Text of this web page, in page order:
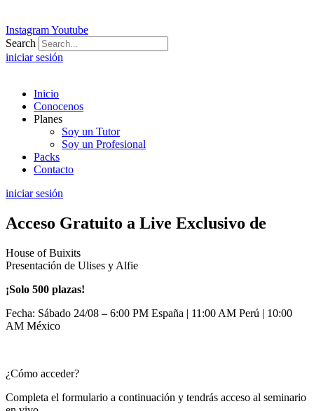
InstagramYoutube
Search
iniciar sesión
Inicio
Conocenos
Planes
Soy un Tutor
Soy un Profesional
Packs
Contacto
iniciar sesión
Acceso Gratuito a Live Exclusivo de
House of Buixits
Presentación de Ulises y Alfie
¡Solo 500 plazas!
Fecha: Sábado 24/08 – 6:00 PM España | 11:00 AM Perú | 10:00
AM México
¿Cómo acceder?
Completa el formulario a continuación y tendrás acceso al seminario